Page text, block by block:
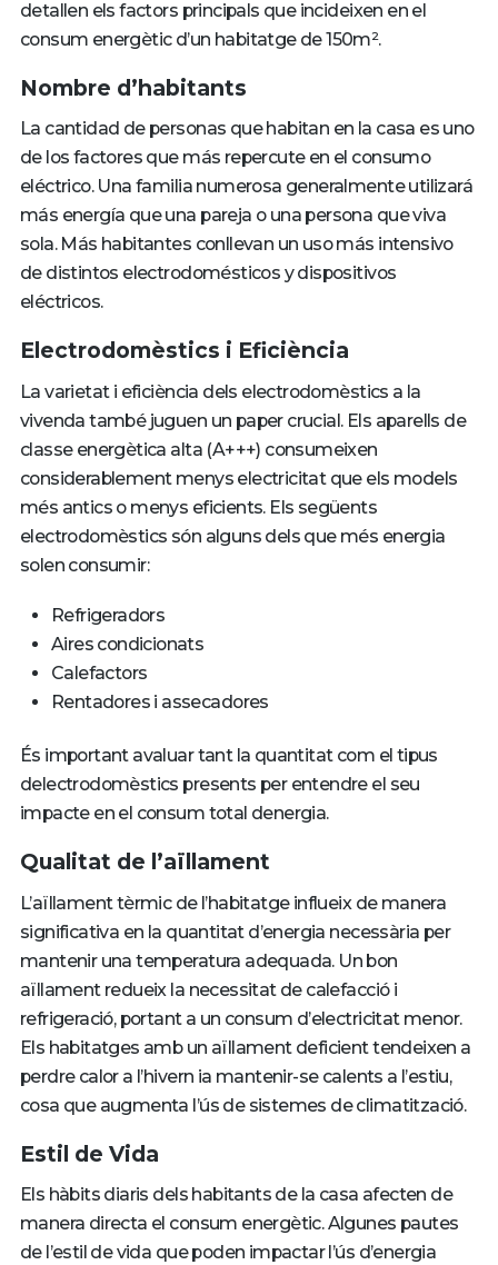
detallen els factors principals que incideixen en el
consum energètic d’un habitatge de 150m².
Nombre d’habitants
La cantidad de personas que habitan en la casa es uno
de los factores que más repercute en el consumo
eléctrico. Una familia numerosa generalmente utilizará
más energía que una pareja o una persona que viva
sola. Más habitantes conllevan un uso más intensivo
de distintos electrodomésticos y dispositivos
eléctricos.
Electrodomèstics i Eficiència
La varietat i eficiència dels electrodomèstics a la
vivenda també juguen un paper crucial. Els aparells de
classe energètica alta (A+++) consumeixen
considerablement menys electricitat que els models
més antics o menys eficients. Els següents
electrodomèstics són alguns dels que més energia
solen consumir:
Refrigeradors
Aires condicionats
Calefactors
Rentadores i assecadores
És important avaluar tant la quantitat com el tipus
delectrodomèstics presents per entendre el seu
impacte en el consum total denergia.
Qualitat de l’aïllament
L’aïllament tèrmic de l’habitatge influeix de manera
significativa en la quantitat d’energia necessària per
mantenir una temperatura adequada. Un bon
aïllament redueix la necessitat de calefacció i
refrigeració, portant a un consum d’electricitat menor.
Els habitatges amb un aïllament deficient tendeixen a
perdre calor a l’hivern ia mantenir-se calents a l’estiu,
cosa que augmenta l’ús de sistemes de climatització.
Estil de Vida
Els hàbits diaris dels habitants de la casa afecten de
manera directa el consum energètic. Algunes pautes
de l’estil de vida que poden impactar l’ús d’energia